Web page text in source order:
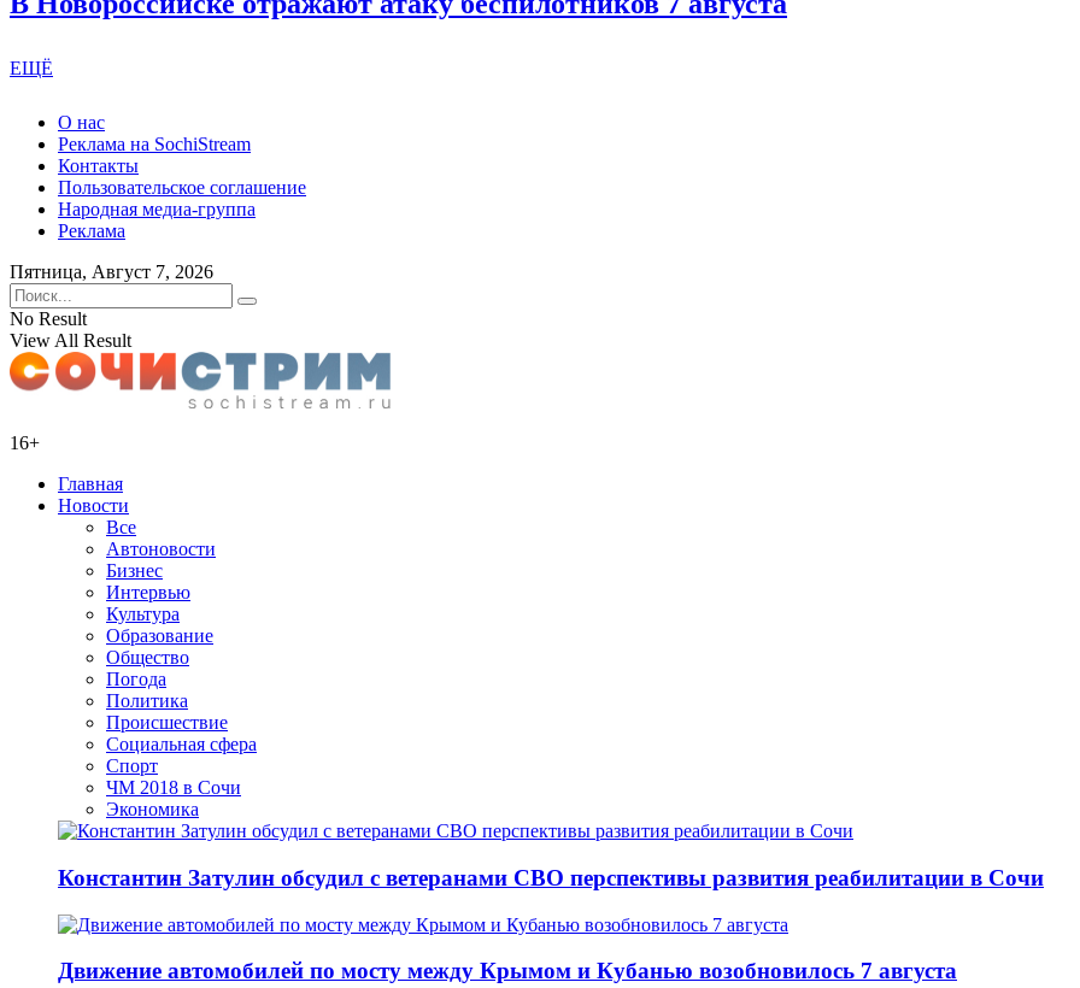
ЕЩЁ
О нас
Реклама на SochiStream
Контакты
Пользовательское соглашение
Народная медиа-группа
Реклама
Пятница, Август 7, 2026
No Result
View All Result
16+
Главная
Новости
Все
Автоновости
Бизнес
Интервью
Культура
Образование
Общество
Погода
Политика
Происшествие
Социальная сфера
Спорт
ЧМ 2018 в Сочи
Экономика
Константин Затулин обсудил с ветеранами СВО перспективы развития реабилитации в Сочи
Движение автомобилей по мосту между Крымом и Кубанью возобновилось 7 августа